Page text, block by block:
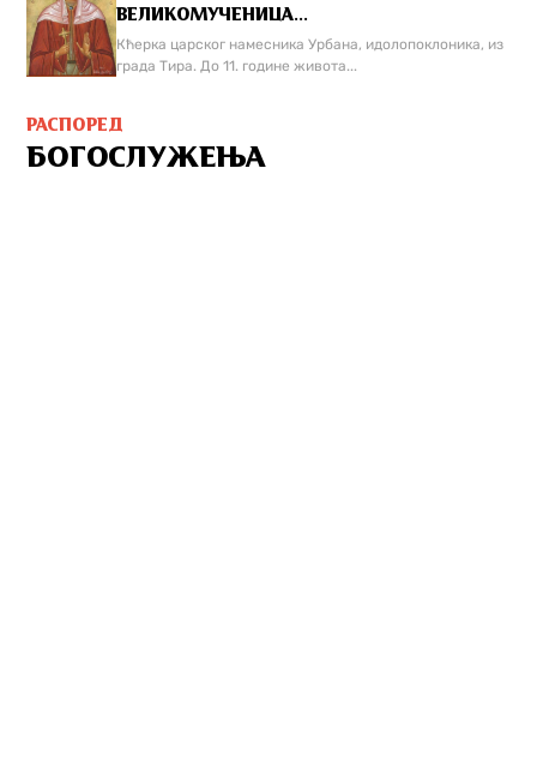
ВЕЛИКОМУЧЕНИЦА...
Кћерка царског намесника Урбана, идолопоклоника, из
града Тира. До 11. године живота...
РАСПОРЕД
БОГОСЛУЖЕЊА